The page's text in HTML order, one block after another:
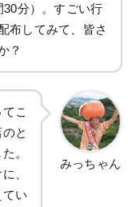
分）。すごい行
してみて、皆さ
？
こ
と
。
、
い
みっちゃん